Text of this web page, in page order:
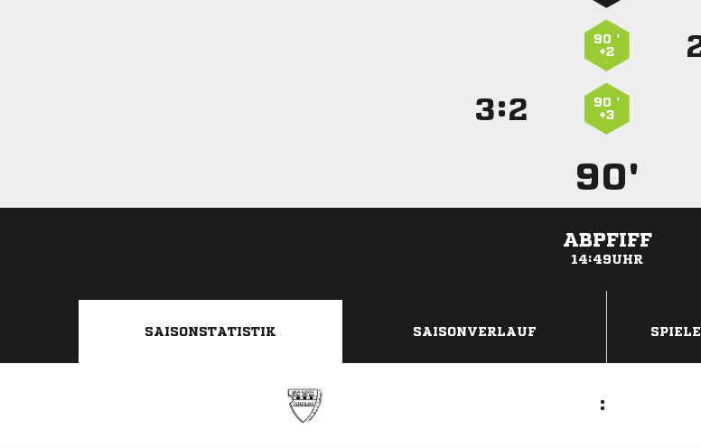
90 ’
+2
:
90 ’
+3
90'
ABPFIFF
14:49UHR
SAISONSTATISTIK SAISONVERLAUF
: